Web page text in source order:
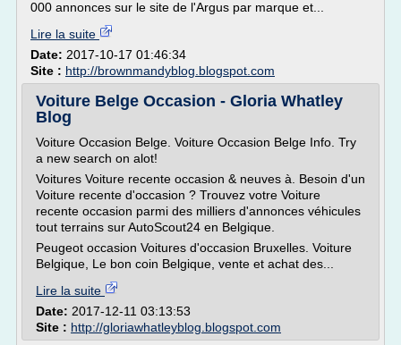
000 annonces sur le site de l'Argus par marque et...
Lire la suite
Date: 2017-10-17 01:46:34
Site : http://brownmandyblog.blogspot.com
Voiture Belge Occasion - Gloria Whatley
Blog
Voiture Occasion Belge. Voiture Occasion Belge Info. Try
a new search on alot!
Voitures Voiture recente occasion & neuves à. Besoin d'un
Voiture recente d'occasion ? Trouvez votre Voiture
recente occasion parmi des milliers d'annonces véhicules
tout terrains sur AutoScout24 en Belgique.
Peugeot occasion Voitures d'occasion Bruxelles. Voiture
Belgique, Le bon coin Belgique, vente et achat des...
Lire la suite
Date: 2017-12-11 03:13:53
Site : http://gloriawhatleyblog.blogspot.com